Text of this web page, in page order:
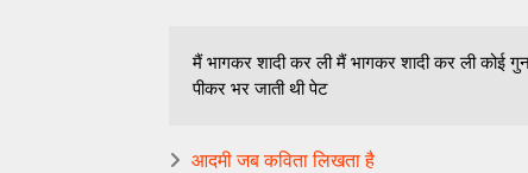
मैं भागकर शादी कर ली मैं भागकर शादी कर ली कोई
पीकर भर जाती थी पेट
आदमी जब कविता लिखता है